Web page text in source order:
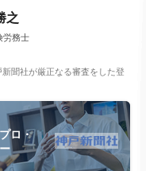
之
労務士
聞社が厳正なる審査をした登
ロ・